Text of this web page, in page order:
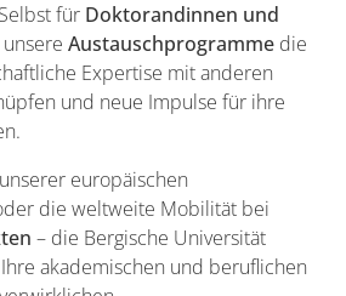
für Doktorandinnen und
Austauschprogramme die
Expertise mit anderen
und neue Impulse für ihre
europäischen
die weltweite Mobilität bei
– die Bergische Universität
akademischen und beruflichen